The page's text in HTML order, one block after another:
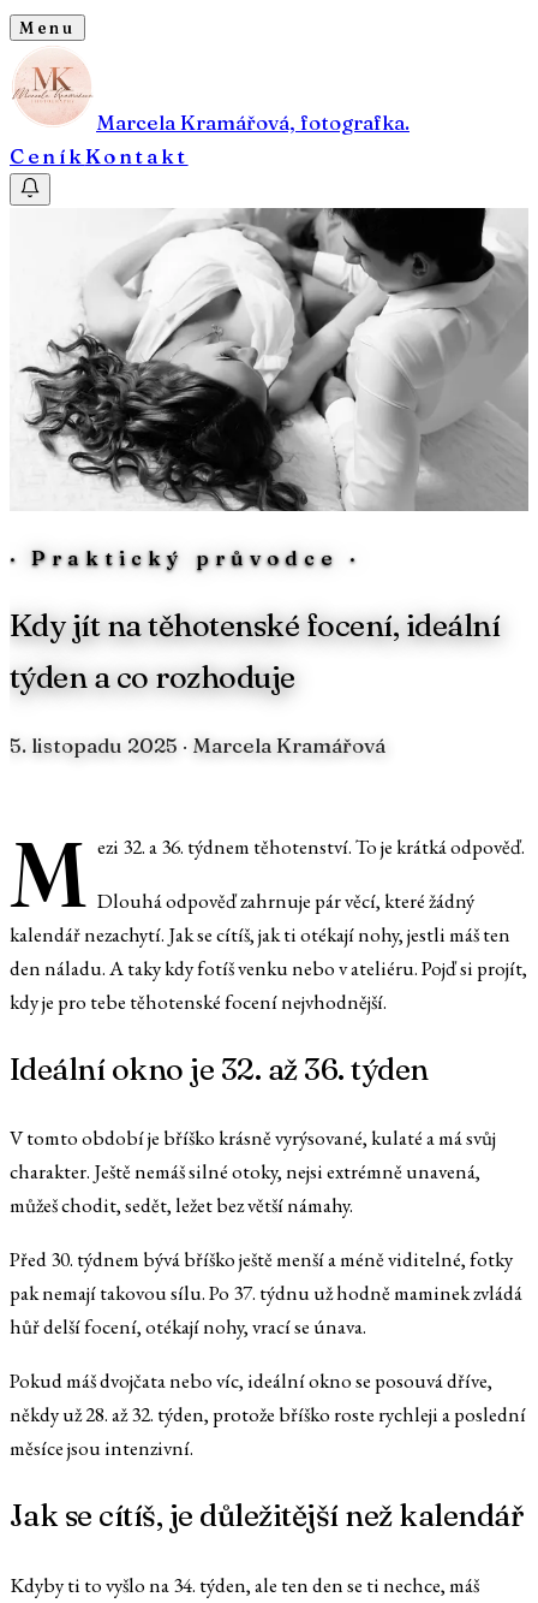
Menu
Marcela Kramářová, fotografka.
CeníkKontakt
·Praktický průvodce ·
Kdy jít na těhotenské focení, ideální
týden a co rozhoduje
5. listopadu 2025 · Marcela Kramářová
M ezi 32. a 36. týdnem těhotenství. To je krátká odpověď.
Dlouhá odpověď zahrnuje pár věcí, které žádný
kalendář nezachytí. Jak se cítíš, jak ti otékají nohy, jestli máš ten
den náladu. A taky kdy fotíš venku nebo v ateliéru. Pojď si projít,
kdy je pro tebe těhotenské focení nejvhodnější.
Ideální okno je 32. až 36. týden
V tomto období je bříško krásně vyrýsované, kulaté a má svůj
charakter. Ještě nemáš silné otoky, nejsi extrémně unavená,
můžeš chodit, sedět, ležet bez větší námahy.
Před 30. týdnem bývá bříško ještě menší a méně viditelné, fotky
pak nemají takovou sílu. Po 37. týdnu už hodně maminek zvládá
hůř delší focení, otékají nohy, vrací se únava.
Pokud máš dvojčata nebo víc, ideální okno se posouvá dříve,
někdy už 28. až 32. týden, protože bříško roste rychleji a poslední
měsíce jsou intenzivní.
Jak se cítíš, je důležitější než kalendář
Kdyby ti to vyšlo na 34. týden, ale ten den se ti nechce, máš